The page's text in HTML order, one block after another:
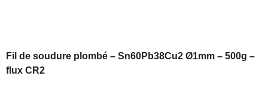
Fil de soudure plombé – Sn60Pb38Cu2 Ø1mm – 500g –
flux CR2